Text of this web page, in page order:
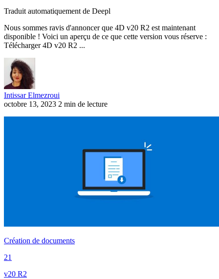
Traduit automatiquement de Deepl
Nous sommes ravis d'annoncer que 4D v20 R2 est maintenant
disponible ! Voici un aperçu de ce que cette version vous réserve :
Télécharger 4D v20 R2 ...
Intissar Elmezroui
octobre 13, 2023 2 min de lecture
Création de documents
21
v20 R2